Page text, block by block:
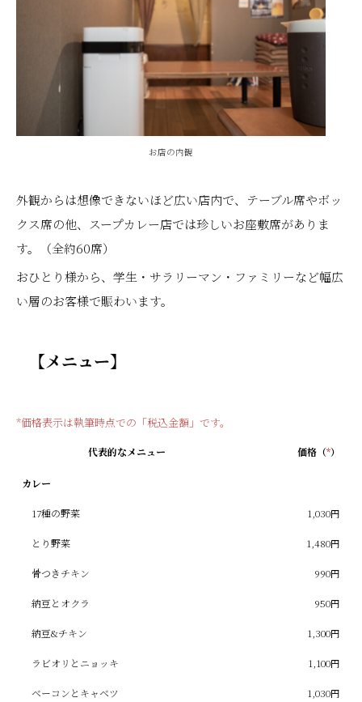
お店の内観
外観からは想像できないほど広い店内で、テーブル席やボッ
クス席の他、スープカレー店では珍しいお座敷席がありま
す。（全約60席）
おひとり様から、学生・サラリーマン・ファミリーなど幅広
い層のお客様で賑わいます。
【メニュー】
*価格表示は執筆時点での「税込金額」です。
代表的なメニュー 価格（*）
カレー
17種の野菜 1,030円
とり野菜 1,480円
骨つきチキン 990円
納豆とオクラ 950円
納豆&チキン 1,300円
ラビオリとニョッキ 1,100円
ベーコンとキャベツ 1,030円